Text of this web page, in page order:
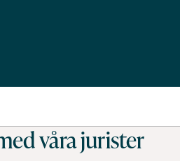
våra jurister